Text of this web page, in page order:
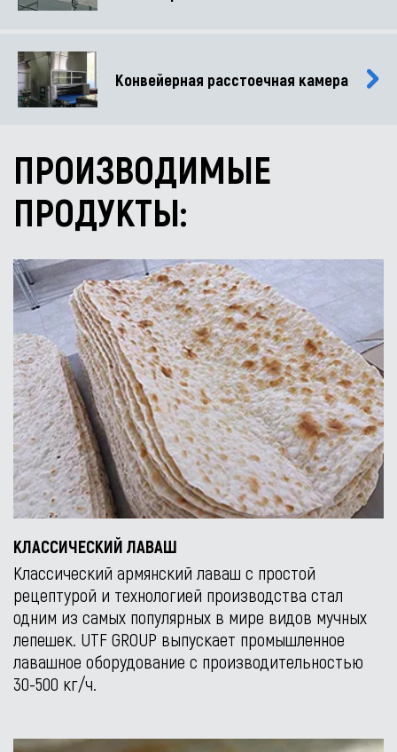
Конвейерная расстоечная камера
ПРОИЗВОДИМЫЕ
ПРОДУКТЫ:
КЛАССИЧЕСКИЙ ЛАВАШ
Классический армянский лаваш с простой
рецептурой и технологией производства стал
одним из самых популярных в мире видов мучных
лепешек. UTF GROUP выпускает промышленное
лавашное оборудование с производительностью
30-500 кг/ч.